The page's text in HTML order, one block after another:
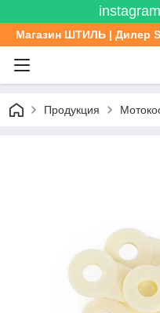
Магазин ШТИЛЬ | Дилер
Продукция